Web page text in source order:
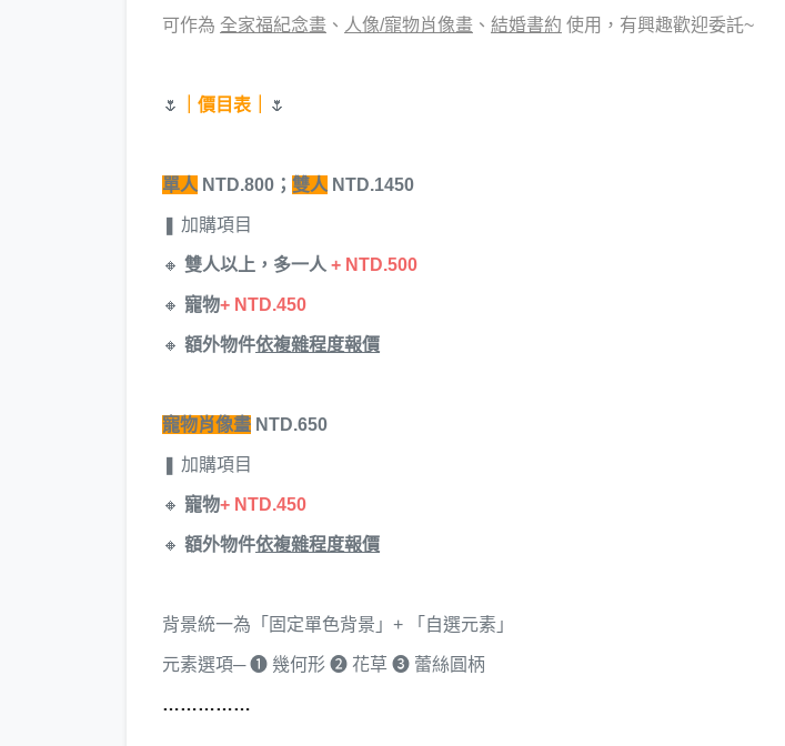
可作為 全家福紀念畫 、 人像/寵物肖像畫 、 結婚書約 使用，有興趣歡迎委託~
🌷 ｜價目表｜ 🌷
單人 NTD.800； 雙人 NTD.1450
❚ 加購項目
🔸 雙人以上，多一人 + NTD.500
🔸 寵物+ NTD.450
🔸 額外物件依複雜程度報價
寵物肖像畫 NTD.650
❚ 加購項目
🔸 寵物+ NTD.450
🔸 額外物件依複雜程度報價
背景統一為「固定單色背景」+ 「自選元素」
元素選項─ ➊ 幾何形 ➋ 花草 ➌ 蕾絲圓柄
……………